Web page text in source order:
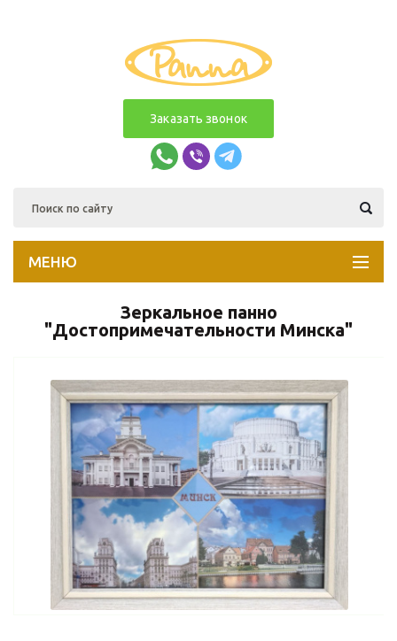
Заказать звонок
МЕНЮ
Зеркальное панно
"Достопримечательности Минска"